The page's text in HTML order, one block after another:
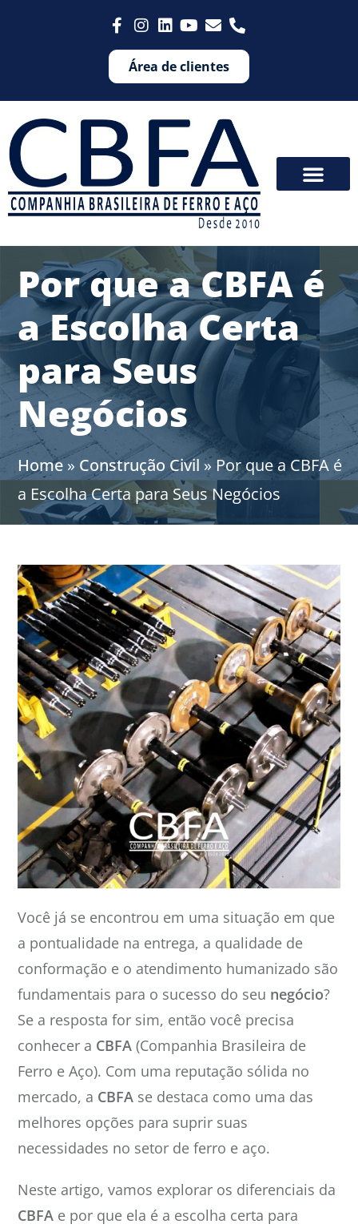
Área de clientes
Por que a CBFA é
a Escolha Certa
para Seus
Negócios
Home » Construção Civil » Por que a CBFA é
a Escolha Certa para Seus Negócios
Você já se encontrou em uma situação em que
a pontualidade na entrega, a qualidade de
conformação e o atendimento humanizado são
fundamentais para o sucesso do seu negócio?
Se a resposta for sim, então você precisa
conhecer a CBFA (Companhia Brasileira de
Ferro e Aço). Com uma reputação sólida no
mercado, a CBFA se destaca como uma das
melhores opções para suprir suas
necessidades no setor de ferro e aço.
Neste artigo, vamos explorar os diferenciais da
CBFA e por que ela é a escolha certa para